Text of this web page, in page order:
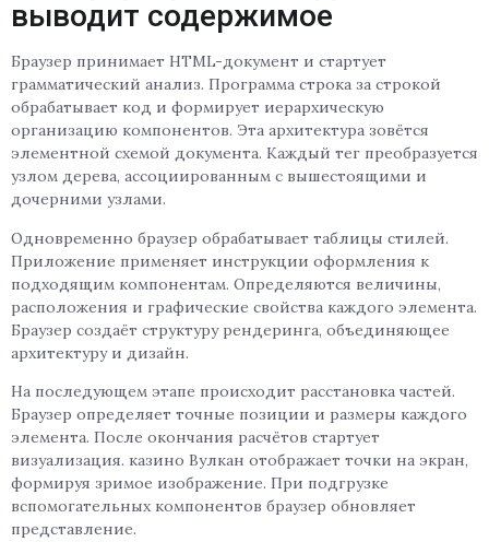
выводит содержимое
Браузер принимает HTML-документ и стартует
грамматический анализ. Программа строка за строкой
обрабатывает код и формирует иерархическую
организацию компонентов. Эта архитектура зовётся
элементной схемой документа. Каждый тег преобразуется
узлом дерева, ассоциированным с вышестоящими и
дочерними узлами.
Одновременно браузер обрабатывает таблицы стилей.
Приложение применяет инструкции оформления к
подходящим компонентам. Определяются величины,
расположения и графические свойства каждого элемента.
Браузер создаёт структуру рендеринга, объединяющее
архитектуру и дизайн.
На последующем этапе происходит расстановка частей.
Браузер определяет точные позиции и размеры каждого
элемента. После окончания расчётов стартует
визуализация. казино Вулкан отображает точки на экран,
формируя зримое изображение. При подгрузке
вспомогательных компонентов браузер обновляет
представление.